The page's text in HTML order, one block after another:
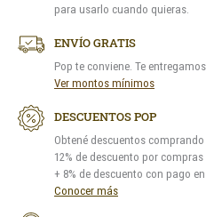
para usarlo cuando quieras.
ENVÍO GRATIS
Pop te conviene. Te
Ver montos mínimos
DESCUENTOS POP
Obtené descuentos
12% de descuento por
+ 8% de descuento con pago
Conocer más